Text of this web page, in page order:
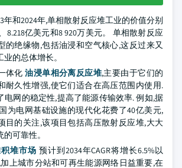
年和2024年,单相散射反应堆工业的价值分别
8.218亿美元和8 920万美元。 单相散射反应
的绝缘物,包括油浸和空气核心,这反过来又
的总体增长。
体化油浸单相分离反应堆,主要由于它们的
耐久性增强,使它们适合在高压范围内使用.
电网的稳定性,提高了能源传输效率. 例如,据
为电网基础设施的现代化花费了40亿美元,
目的关注,该项目包括高压散射反应堆,大大
可靠性。
堆市场 预计到2034年CAGR将增长6.5%以
上城市分站和可再生能源网络日益重要,在